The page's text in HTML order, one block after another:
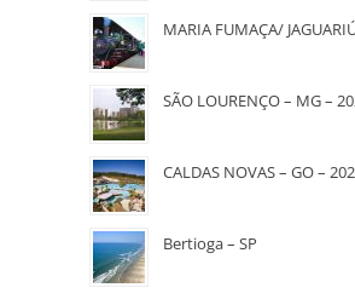
MARIA FUMAÇA/
SÃO LOURENÇO – MG –
CALDAS NOVAS – GO –
Bertioga – SP